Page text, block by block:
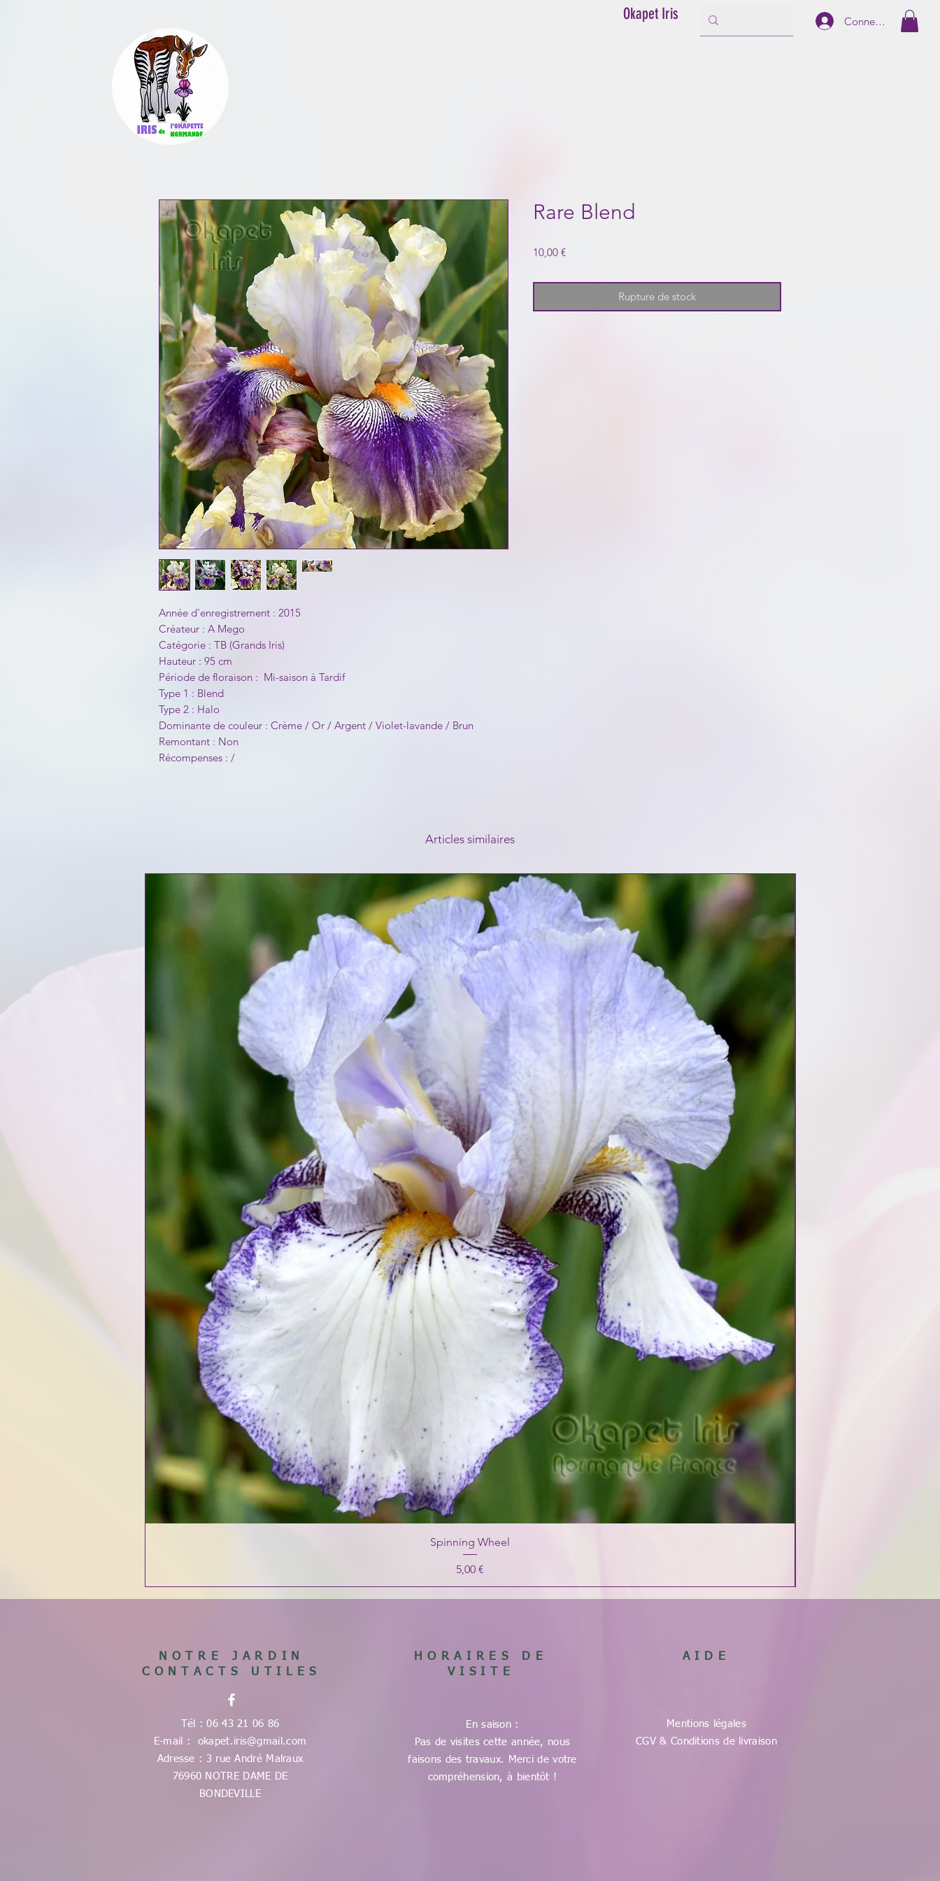
Okapet Iris Connexion
Année d'enregistrement : 2015
Créateur : A Mego
Catégorie : TB (Grands Iris)
Hauteur : 95 cm
Période de floraison : Mi-saison à Tardif
Type 1 : Blend
Type 2 : Halo
Dominante de couleur : Crème / Or / Argent / Violet-lavande / Brun
Remontant : Non
Récompenses : /
Rare Blend
10,00 €Prix
Rupture de stock
Articles similaires
Spinning Wheel
Prix
5,00 €
NOTRE JARDIN
CONTACTS UTILES
HORAIRES DE
VISITE
AIDE
Tél : 06 43 21 06 86
E-mail : okapet.iris@gmail.com
Adresse : 3 rue André Malraux
76960 NOTRE DAME DE
BONDEVILLE
En saison :
Pas de visites cette année, nous
faisons des travaux. Merci de votre
compréhension, à bientôt !
Mentions légales
CGV & Conditions de livraison